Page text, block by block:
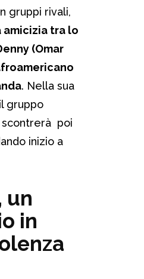
gruppi rivali,
amicizia tra lo
(Omar
. Nella sua
gruppo
scontrerà poi
inizio a
un
in